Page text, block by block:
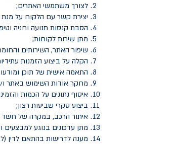
לצורך משתמשי האתרים;
יצירת קשר עם הלקוח על
הסבת קנסות תנועה וחניה
מתן שירות לקוחות;
שיפור האתר, השירותים
הקלה על ביצוע הזמנות
התאמה אישית של תוכן
מחקר אודות השימוש באתר ו/
איסוף נתונים על הכמות
ביצוע סקרי שביעות רצון;
איתור הרכב, במקרה של חשד
מתן עדכונים בנוגע למבצעים
מענה לדרישות בהתאם לדין